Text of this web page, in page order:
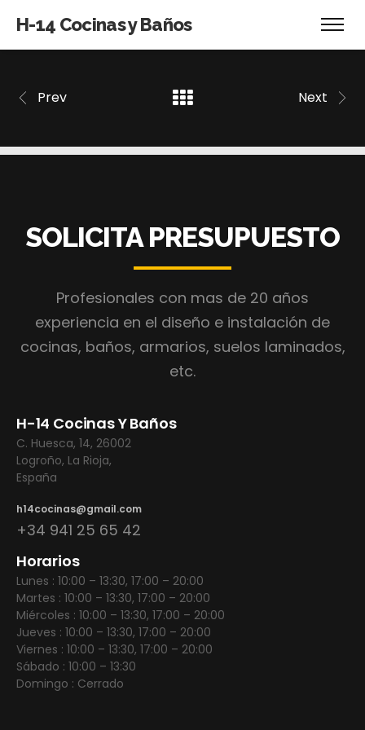
H-14 Cocinas y Baños
Prev Next
SOLICITA PRESUPUESTO
Profesionales con mas de 20 años
experiencia en el diseño e instalación de
cocinas, baños, armarios, suelos laminados,
etc.
H-14 Cocinas Y Baños
C. Huesca, 14, 26002
Logroño, La Rioja,
España
h14cocinas@gmail.com
+34 941 25 65 42
Horarios
Lunes : 10:00 – 13:30, 17:00 – 20:00
Martes : 10:00 – 13:30, 17:00 – 20:00
Miércoles : 10:00 – 13:30, 17:00 – 20:00
Jueves : 10:00 – 13:30, 17:00 – 20:00
Viernes : 10:00 – 13:30, 17:00 – 20:00
Sábado : 10:00 – 13:30
Domingo : Cerrado